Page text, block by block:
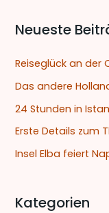
h
a
c
h
Neueste
Reiseglück an der
Das andere
24 Stunden in
Erste Details zum
Insel Elba feiert
Kategorien